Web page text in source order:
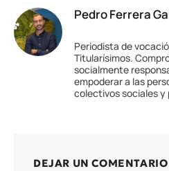
Pedro Ferrera
Periodista de
Titularísimos.
socialmente
empoderar a las
colectivos sociales y
DEJAR UN COMENTARIO